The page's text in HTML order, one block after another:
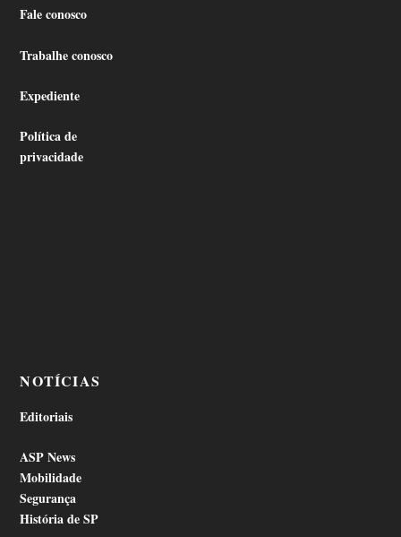
Fale conosco
Trabalhe conosco
Expediente
Política de
privacidade
NOTÍCIAS
Editoriais
ASP News
Mobilidade
Segurança
História de SP